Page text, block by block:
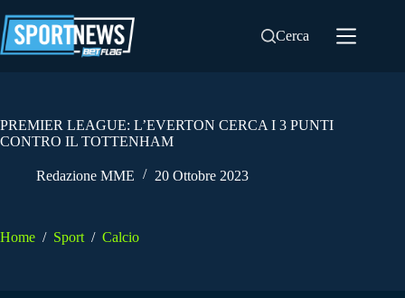
al
contenuto
Cerca
PREMIER LEAGUE: L’EVERTON CERCA I 3 PUNTI
CONTRO IL TOTTENHAM
Redazione MME 20 Ottobre 2023
Home / Sport / Calcio